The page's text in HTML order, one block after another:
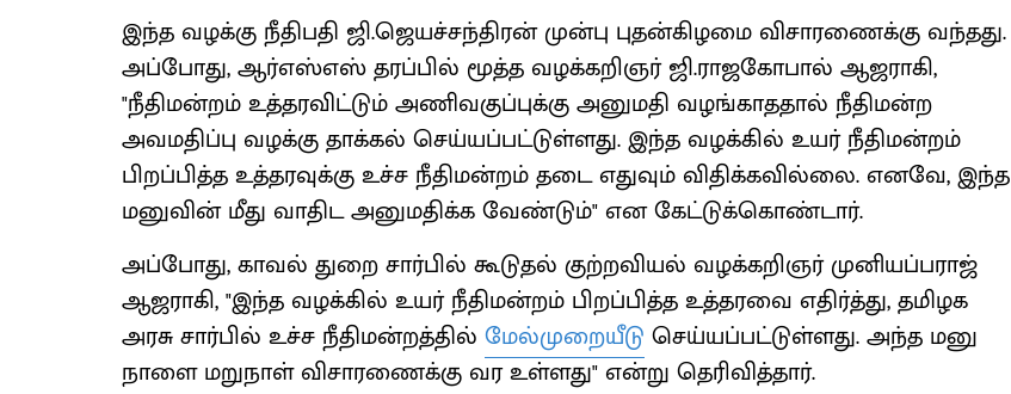
இந்த வழக்கு நீதிபதி ஜி.ஜெயச்சந்திரன் முன்பு புதன்கிழமை விசாரணைக்கு வந்தது.
அப்போது, ஆர்எஸ்எஸ் தரப்பில் மூத்த வழக்கறிஞர் ஜி.ராஜகோபால் ஆஜராகி,
"நீதிமன்றம் உத்தரவிட்டும் அணிவகுப்புக்கு அனுமதி வழங்காததால் நீதிமன்ற
அவமதிப்பு வழக்கு தாக்கல் செய்யப்பட்டுள்ளது. இந்த வழக்கில் உயர் நீதிமன்றம்
பிறப்பித்த உத்தரவுக்கு உச்ச நீதிமன்றம் தடை எதுவும் விதிக்கவில்லை. எனவே, இந்த
மனுவின் மீது வாதிட அனுமதிக்க வேண்டும்" என கேட்டுக்கொண்டார்.
அப்போது, காவல் துறை சார்பில் கூடுதல் குற்றவியல் வழக்கறிஞர் முனியப்பராஜ்
ஆஜராகி, "இந்த வழக்கில் உயர் நீதிமன்றம் பிறப்பித்த உத்தரவை எதிர்த்து, தமிழக
அரசு சார்பில் உச்ச நீதிமன்றத்தில் மேல்முறையீடு செய்யப்பட்டுள்ளது. அந்த மனு
நாளை மறுநாள் விசாரணைக்கு வர உள்ளது" என்று தெரிவித்தார்.